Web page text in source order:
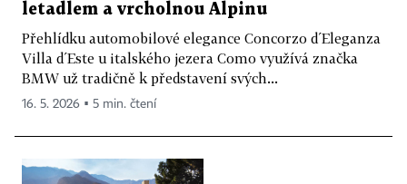
letadlem a vrcholnou Alpinu
Přehlídku automobilové elegance Concorzo d´Eleganza
Villa d´Este u italského jezera Como využívá značka
BMW už tradičně k představení svých...
16. 5. 2026 ▪ 5 min. čtení